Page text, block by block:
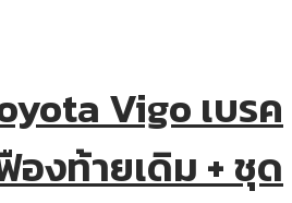
Vigo เบรค
องท้ายเดิม + ชุด